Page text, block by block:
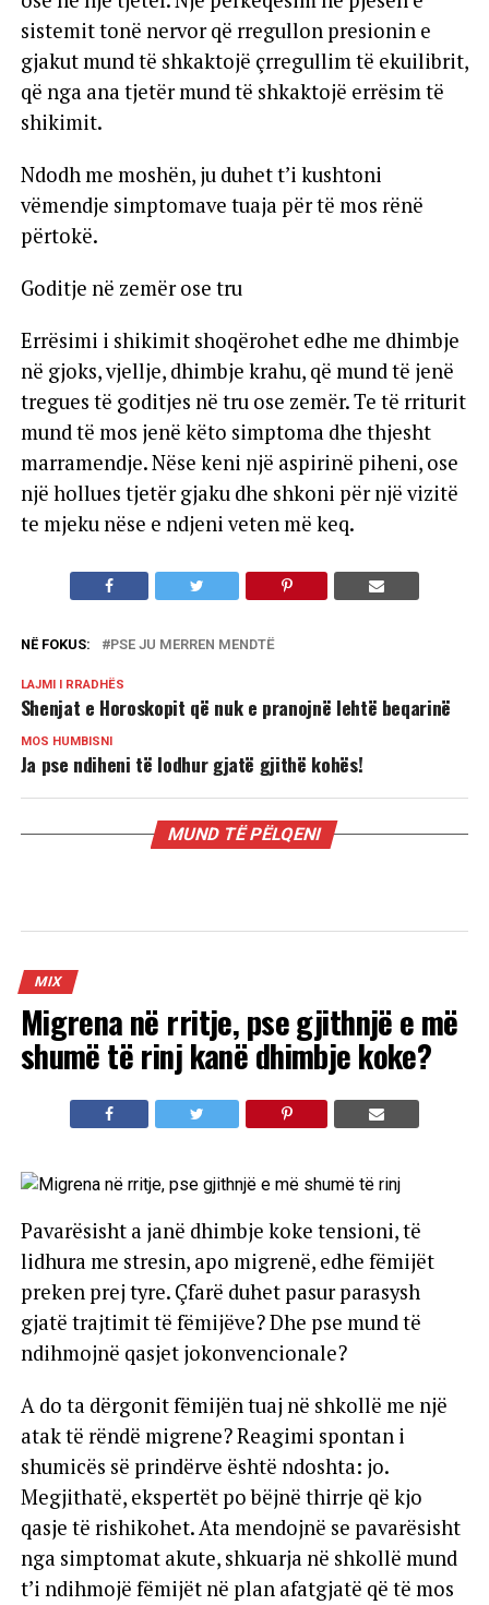
sistemit tonë nervor që rregullon presionin e
gjakut mund të shkaktojë çrregullim të ekuilibrit,
që nga ana tjetër mund të shkaktojë errësim të
shikimit.
Ndodh me moshën, ju duhet t’i kushtoni
vëmendje simptomave tuaja për të mos rënë
përtokë.
Goditje në zemër ose tru
Errësimi i shikimit shoqërohet edhe me dhimbje
në gjoks, vjellje, dhimbje krahu, që mund të jenë
tregues të goditjes në tru ose zemër. Te të rriturit
mund të mos jenë këto simptoma dhe thjesht
marramendje. Nëse keni një aspirinë piheni, ose
një hollues tjetër gjaku dhe shkoni për një vizitë
te mjeku nëse e ndjeni veten më keq.
NË FOKUS: PSE JU MERREN MENDTË
LAJMI I RRADHËS
Shenjat e Horoskopit që nuk e pranojnë lehtë beqarinë
MOS HUMBISNI
Ja pse ndiheni të lodhur gjatë gjithë kohës!
MUND TË PËLQENI
MIX
Migrena në rritje, pse gjithnjë e më
shumë të rinj kanë dhimbje koke?
Pavarësisht a janë dhimbje koke tensioni, të
lidhura me stresin, apo migrenë, edhe fëmijët
preken prej tyre. Çfarë duhet pasur parasysh
gjatë trajtimit të fëmijëve? Dhe pse mund të
ndihmojnë qasjet jokonvencionale?
A do ta dërgonit fëmijën tuaj në shkollë me një
atak të rëndë migrene? Reagimi spontan i
shumicës së prindërve është ndoshta: jo.
Megjithatë, ekspertët po bëjnë thirrje që kjo
qasje të rishikohet. Ata mendojnë se pavarësisht
nga simptomat akute, shkuarja në shkollë mund
t’i ndihmojë fëmijët në plan afatgjatë që të mos